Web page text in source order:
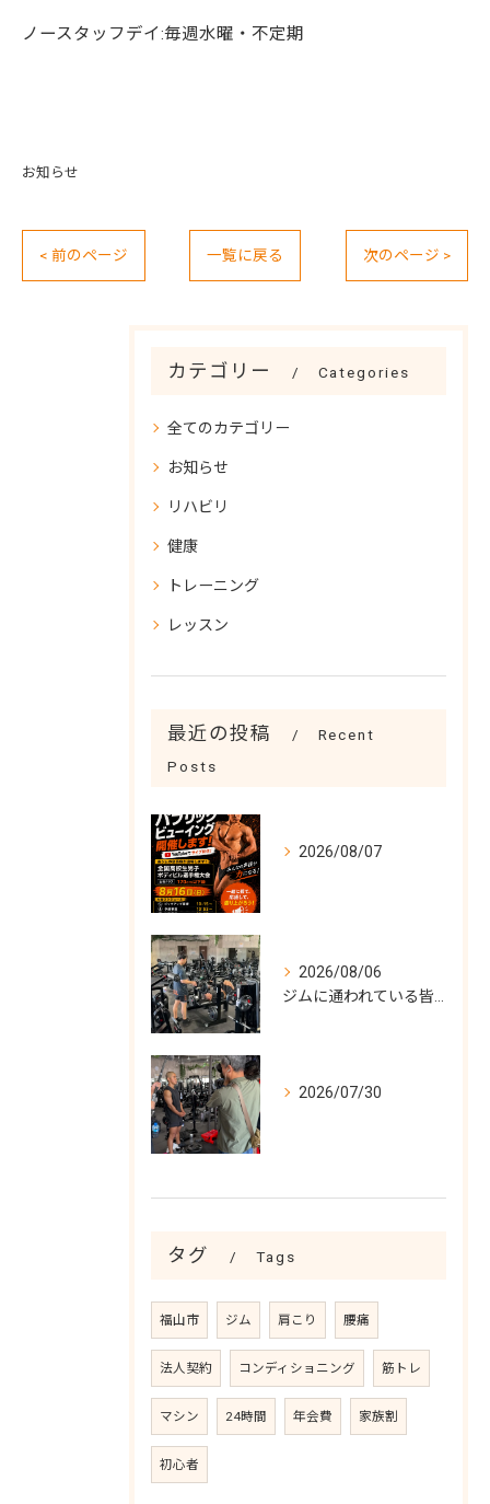
ノースタッフデイ:毎週水曜・不定期
お知らせ
< 前のページ 一覧に戻る 次のページ >
カテゴリー Categories
全てのカテゴリー
お知らせ
リハビリ
健康
トレーニング
レッスン
最近の投稿
Recent
Posts
2026/08/07
2026/08/06
2026/07/30
タグ Tags
福山市 ジム 肩こり 腰痛
法人契約 コンディショニング 筋トレ
マシン 24時間 年会費 家族割
初心者